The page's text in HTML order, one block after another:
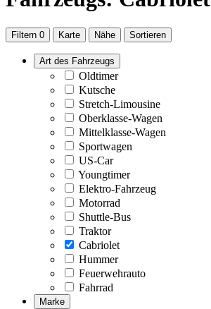
Filtern 0 Karte Nähe Sortieren
Art des Fahrzeugs
Oldtimer
Kutsche
Stretch-Limousine
Oberklasse-Wagen
Mittelklasse-Wagen
Sportwagen
US-Car
Youngtimer
Elektro-Fahrzeug
Motorrad
Shuttle-Bus
Traktor
Cabriolet
Hummer
Feuerwehrauto
Fahrrad
Marke